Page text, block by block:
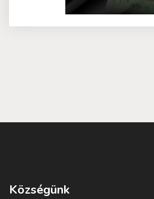
Községünk